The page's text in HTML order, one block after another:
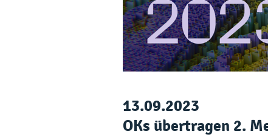
13.09.2023
OKs übertragen 2.